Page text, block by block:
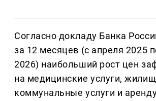
Согласно докладу Банка
за 12 месяцев (с апреля 2025
2026) наибольший рост цен
на медицинские услуги,
коммунальные услуги и